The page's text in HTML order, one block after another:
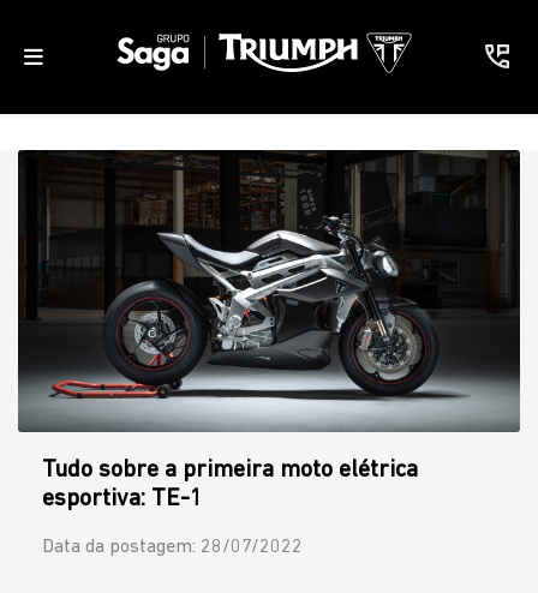
Tudo sobre a primeira moto elétrica
esportiva: TE-1
Data da postagem: 28/07/2022